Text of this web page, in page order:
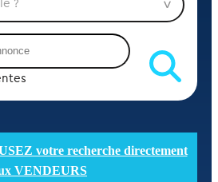
votre recherche directement
VENDEURS